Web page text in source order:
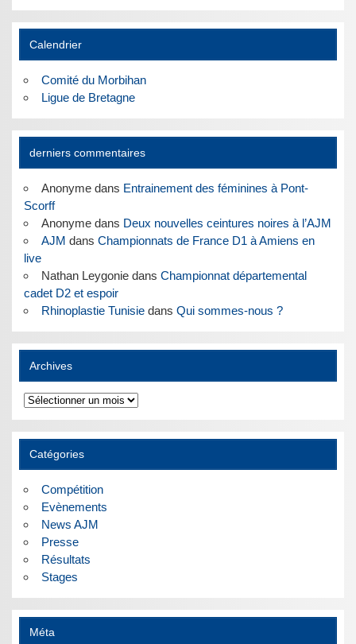
Calendrier
Comité du Morbihan
Ligue de Bretagne
derniers commentaires
Anonymedans Entrainement des féminines à Pont-
Scorff
Anonymedans Deux nouvelles ceintures noires à l’AJM
AJM dans Championnats de France D1 à Amiens en
live
Nathan Leygoniedans Championnat départemental
cadet D2 et espoir
Rhinoplastie Tunisiedans Qui sommes-nous ?
Archives
Archives
Catégories
Compétition
Evènements
News AJM
Presse
Résultats
Stages
Méta